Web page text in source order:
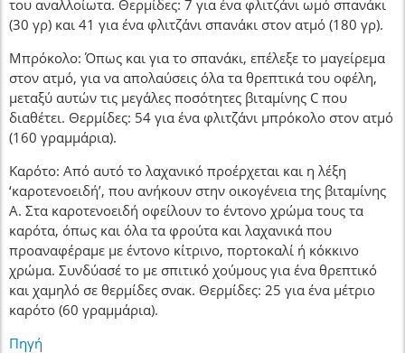
του αναλλοίωτα. Θερμίδες: 7 για ένα φλιτζάνι ωμό σπανάκι
(30 γρ) και 41 για ένα φλιτζάνι σπανάκι στον ατμό (180 γρ).
Μπρόκολο: Όπως και για το σπανάκι, επέλεξε το μαγείρεμα
στον ατμό, για να απολαύσεις όλα τα θρεπτικά του οφέλη,
μεταξύ αυτών τις μεγάλες ποσότητες βιταμίνης C που
διαθέτει. Θερμίδες: 54 για ένα φλιτζάνι μπρόκολο στον ατμό
(160 γραμμάρια).
Καρότο: Από αυτό το λαχανικό προέρχεται και η λέξη
‘καροτενοειδή’, που ανήκουν στην οικογένεια της βιταμίνης
Α. Στα καροτενοειδή οφείλουν το έντονο χρώμα τους τα
καρότα, όπως και όλα τα φρούτα και λαχανικά που
προαναφέραμε με έντονο κίτρινο, πορτοκαλί ή κόκκινο
χρώμα. Συνδύασέ το με σπιτικό χούμους για ένα θρεπτικό
και χαμηλό σε θερμίδες σνακ. Θερμίδες: 25 για ένα μέτριο
καρότο (60 γραμμάρια).
Πηγή